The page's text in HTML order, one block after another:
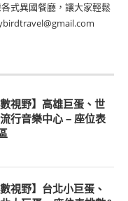
式異國餐廳，讓大家輕鬆
數視野】高雄巨蛋、世
行音樂中心 – 座位表
視野】台北小巨蛋、